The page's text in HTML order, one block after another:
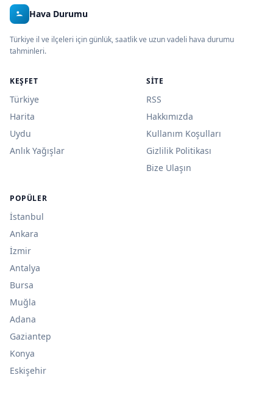
Hava Durumu
Türkiye il ve ilçeleri için günlük, saatlik ve uzun vadeli hava durumu
tahminleri.
KEŞFET
Türkiye
Harita
Uydu
Anlık Yağışlar
SITE
RSS
Hakkımızda
Kullanım Koşulları
Gizlilik Politikası
Bize Ulaşın
POPÜLER
İstanbul
Ankara
İzmir
Antalya
Bursa
Muğla
Adana
Gaziantep
Konya
Eskişehir